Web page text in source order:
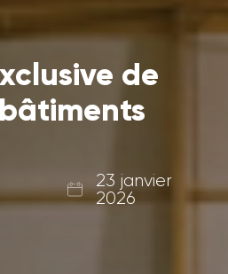
de
23 janvier
2026